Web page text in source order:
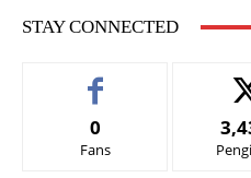
STAY CONNECTED
0
Fans